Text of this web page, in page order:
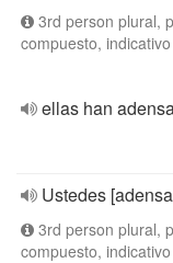
3rd person plural,
compuesto, indicativo
ellas han
Ustedes
3rd person plural,
compuesto, indicativo